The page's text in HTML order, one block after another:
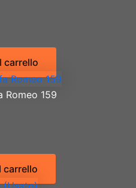
carrello
Romeo 159
carrello